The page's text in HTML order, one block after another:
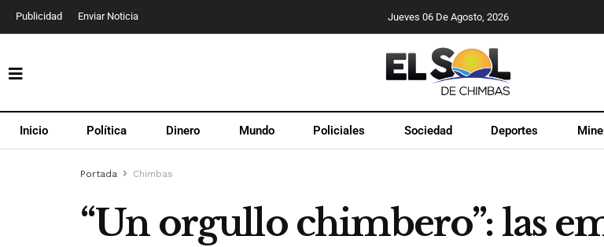
Publicidad Enviar Noticia Jueves 06 De Agosto, 2026
Inicio Política Dinero Mundo Policiales Sociedad Deportes
Portada Chimbas
“Un orgullo chimbero”: las